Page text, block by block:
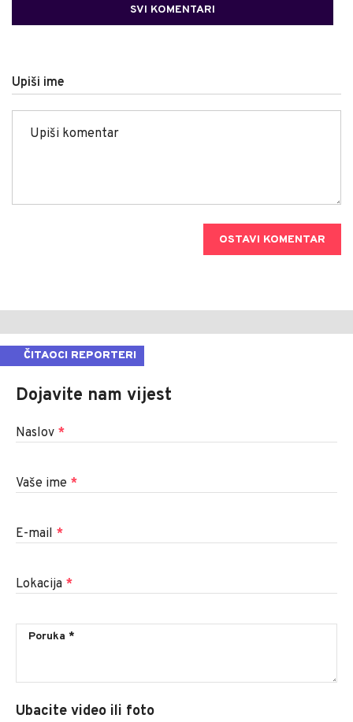
SVI KOMENTARI
Upiši ime
OSTAVI KOMENTAR
ČITAOCI REPORTERI
Dojavite nam vijest
Naslov *
Vaše ime *
E-mail *
Lokacija *
Ubacite video ili foto